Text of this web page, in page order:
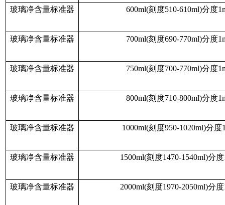
玻璃净含量标准器 600ml(刻度510-610ml)分度
玻璃净含量标准器 700ml(刻度690-770ml)分度
玻璃净含量标准器 750ml(刻度700-770ml)分度
玻璃净含量标准器 800ml(刻度710-800ml)分度
玻璃净含量标准器 1000ml(刻度950-1020ml)分度
玻璃净含量标准器 1500ml(刻度1470-1540ml)分
玻璃净含量标准器 2000ml(刻度1970-2050ml)分